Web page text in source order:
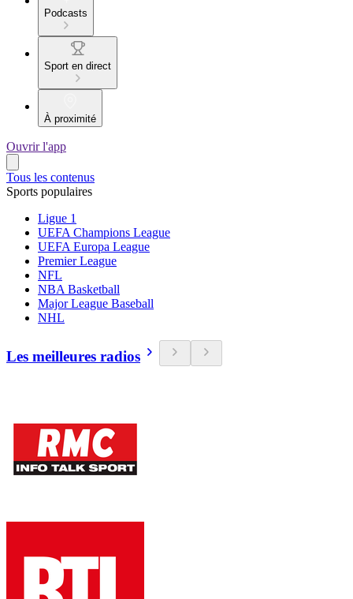
Podcasts
Sport en direct
À proximité
Ouvrir l'app
Tous les contenus
Sports populaires
Ligue 1
UEFA Champions League
UEFA Europa League
Premier League
NFL
NBA Basketball
Major League Baseball
NHL
Les meilleures radios